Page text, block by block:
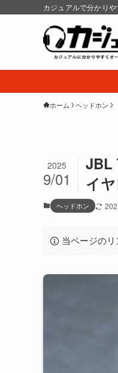
カジュアルで分かり
ホーム ヘッドホン
JBL
イ
2025
9/01
ヘッドホン
当ページのリ